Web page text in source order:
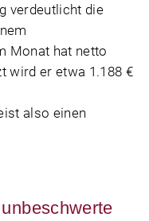
verdeutlicht die
Monat hat netto
wird er etwa 1.188 €
also einen